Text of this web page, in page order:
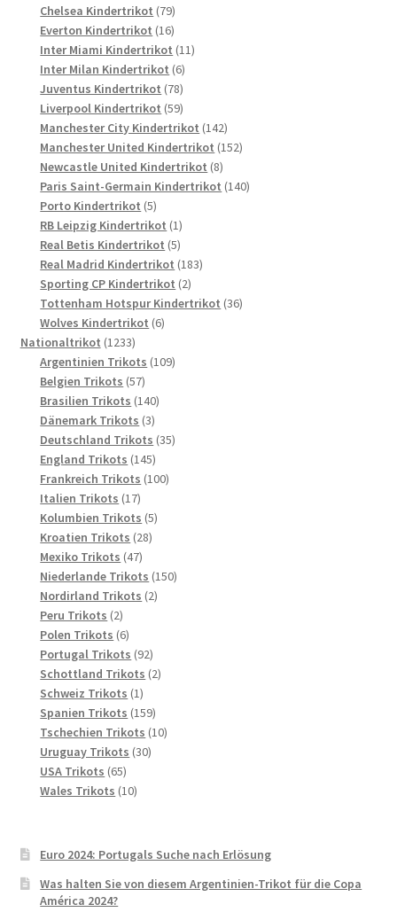
Chelsea Kindertrikot 7979
Produkte
Everton Kindertrikot 1616
Produkte
Inter Miami Kindertrikot 1111
Inter Milan Kindertrikot 66
Produkte
Juventus Kindertrikot 7878
Produkte
Liverpool Kindertrikot 5959
Produkte
Manchester City Kindertrikot 142142
Produkte
Manchester United Kindertrikot 152152
Newcastle United Kindertrikot 88
Produkte
Paris Saint-Germain Kindertrikot 140140
Porto Kindertrikot 55
Produkte
RB Leipzig Kindertrikot 11
Produkt
Real Betis Kindertrikot 55
Produkte
Real Madrid Kindertrikot 183183
Sporting CP Kindertrikot 22
Produkte
Tottenham Hotspur Kindertrikot 3636
Wolves Kindertrikot 66
Nationaltrikot 12331233
Produkte
Argentinien Trikots 109109
Belgien Trikots 5757
Produkte
Brasilien Trikots 140140
Dänemark Trikots 33
Produkte
Deutschland Trikots 3535
England Trikots 145145
Produkte
Frankreich Trikots 100100
Italien Trikots 1717
Produkte
Kolumbien Trikots 55
Kroatien Trikots 2828
Mexiko Trikots 4747
Produkte
Niederlande Trikots 150150
Nordirland Trikots 22
Peru Trikots 22
Produkte
Polen Trikots 66
Produkte
Portugal Trikots 9292
Produkte
Schottland Trikots 22
Schweiz Trikots 11
Produkt
Spanien Trikots 159159
Produkte
Tschechien Trikots 1010
Uruguay Trikots 3030
USA Trikots 6565
Produkte
Wales Trikots 1010
Euro 2024: Portugals Suche nach Erlösung
Was halten Sie von diesem Argentinien-Trikot für die Copa
América 2024?